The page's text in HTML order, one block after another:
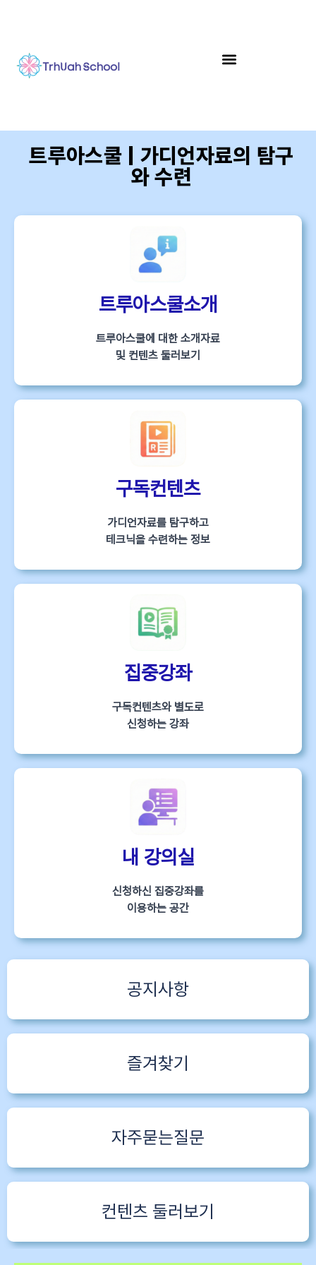
트루아스쿨 | 가디언자료의 탐구
와 수련
트루아스쿨소개
트루아스쿨에 대한 소개자료
및 컨텐츠 둘러보기
구독컨텐츠
가디언자료를 탐구하고
테크닉을 수련하는 정보
집중강좌
구독컨텐츠와 별도로
신청하는 강좌
내 강의실
신청하신 집중강좌를
이용하는 공간
공지사항
즐겨찾기
자주묻는질문
컨텐츠 둘러보기